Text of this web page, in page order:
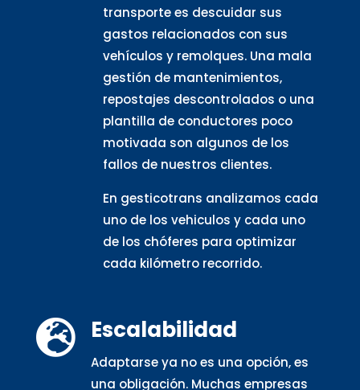
transporte es descuidar sus
gastos relacionados con sus
vehículos y remolques. Una mala
gestión de mantenimientos,
repostajes descontrolados o una
plantilla de conductores poco
motivada son algunos de los
fallos de nuestros clientes.
En gesticotrans analizamos cada
uno de los vehiculos y cada uno
de los chóferes para optimizar
cada kilómetro recorrido.
 Escalabilidad
Adaptarse ya no es una opción, es
una obligación. Muchas empresas